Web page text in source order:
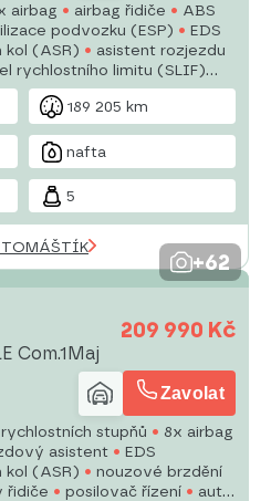
airbag airbag řidiče
ABS
podvozku (ESP)
EDS
(ASR)
asistent rozjezdu
rychlostního limitu (SLIF)
tažné zařízení
posilovač
aut. klimatizace
189 205 km
nafta
5
+62
Com.1Maj
209 990 Kč
Zavolat
stupňů
8x airbag
asistent
EDS
(ASR)
nouzové brzdění
řidiče posilovač řízení aut.